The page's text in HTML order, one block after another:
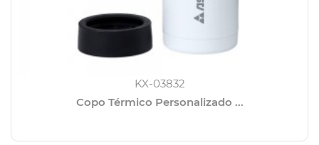
KX-03832
Copo Térmico Personalizado ...